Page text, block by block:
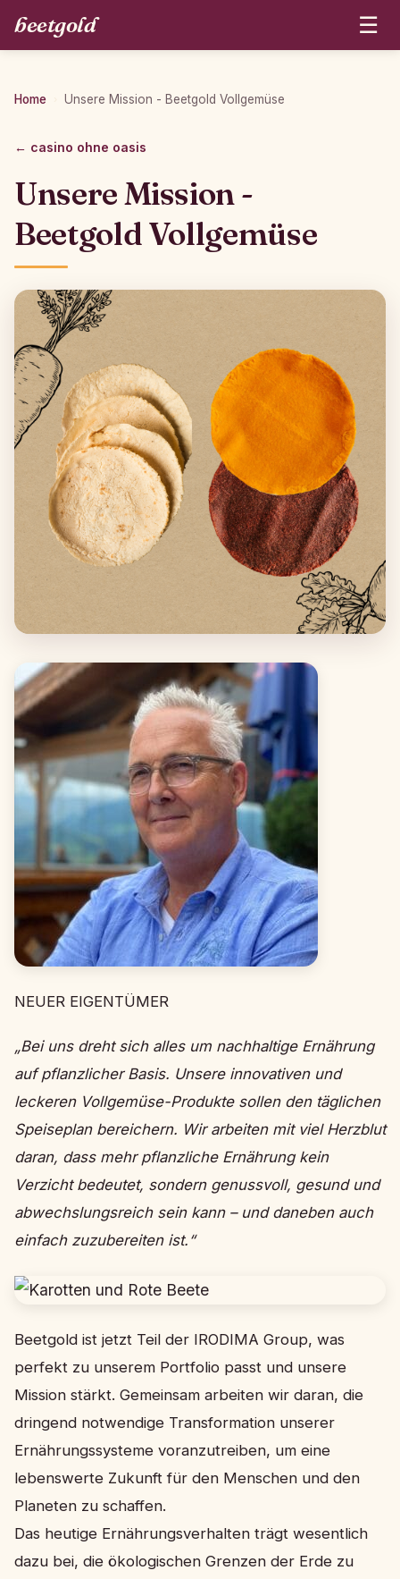
beetgold ☰
Home Unsere Mission - Beetgold Vollgemüse
← casino ohne oasis
Unsere Mission -
Beetgold Vollgemüse
NEUER EIGENTÜMER
„Bei uns dreht sich alles um nachhaltige Ernährung
auf pflanzlicher Basis. Unsere innovativen und
leckeren Vollgemüse-Produkte sollen den täglichen
Speiseplan bereichern. Wir arbeiten mit viel Herzblut
daran, dass mehr pflanzliche Ernährung kein
Verzicht bedeutet, sondern genussvoll, gesund und
abwechslungsreich sein kann – und daneben auch
einfach zuzubereiten ist.“
Beetgold ist jetzt Teil der IRODIMA Group, was
perfekt zu unserem Portfolio passt und unsere
Mission stärkt. Gemeinsam arbeiten wir daran, die
dringend notwendige Transformation unserer
Ernährungssysteme voranzutreiben, um eine
lebenswerte Zukunft für den Menschen und den
Planeten zu schaffen.
Das heutige Ernährungsverhalten trägt wesentlich
dazu bei, die ökologischen Grenzen der Erde zu